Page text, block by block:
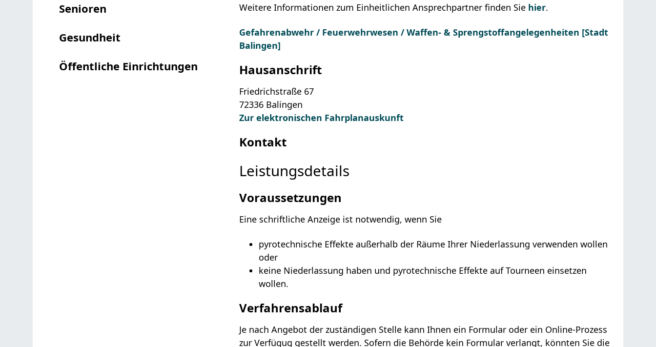
Senioren
Gesundheit
Öffentliche Einrichtungen
Weitere Informationen zum Einheitlichen Ansprechpartner finden Sie hier.
Gefahrenabwehr / Feuerwehrwesen / Waffen- & Sprengstoffangelegenheiten [Stadt
Balingen]
Hausanschrift
Friedrichstraße 67
72336 Balingen
Zur elektronischen Fahrplanauskunft
Kontakt
Leistungsdetails
Voraussetzungen
Eine schriftliche Anzeige ist notwendig, wenn Sie
pyrotechnische Effekte außerhalb der Räume Ihrer Niederlassung verwenden wollen
oder
keine Niederlassung haben und pyrotechnische Effekte auf Tourneen einsetzen
wollen.
Verfahrensablauf
Je nach Angebot der zuständigen Stelle kann Ihnen ein Formular oder ein Online-Prozess
zur Verfügug gestellt werden. Sofern die Behörde kein Formular verlangt, könnten Sie die